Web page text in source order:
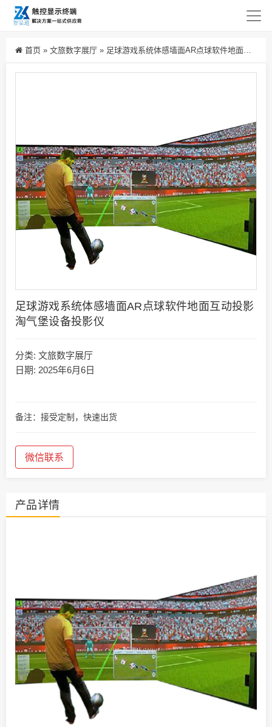
首页 » 文旅数字展厅 » 足球游戏系统体感墙面AR点球软件地面互动投影淘气堡设备投影仪
足球游戏系统体感墙面AR点球软件地面互动投影
淘气堡设备投影仪
分类: 文旅数字展厅
日期: 2025年6月6日
备注：接受定制，快速出货
微信联系
产品详情